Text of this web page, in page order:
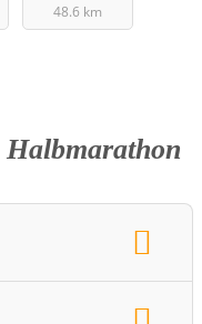
48.6 km
Halbmarathon